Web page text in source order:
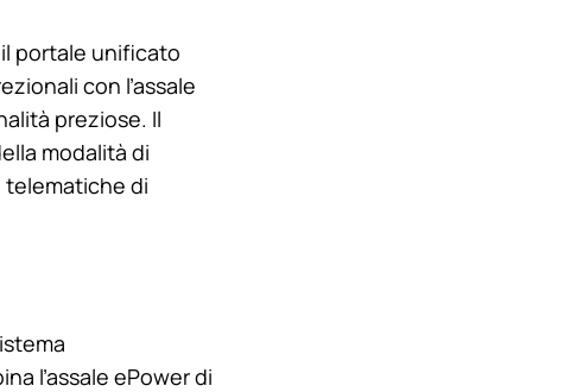
portale unificato
con l’assale
preziose. Il
modalità di
telematiche di
l’assale ePower di